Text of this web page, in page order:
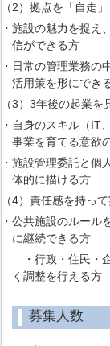
（2）拠点を「自走
・施設の魅力を捉え
信ができる方
・日常の管理業務の
活用策を形にでき
（3）3年後の起業
・自身のスキル（IT
事業を育てる意欲
・施設管理委託と個
体的に描ける方
（4）責任感を持っ
・公共施設のルール
に継続できる方
・行政・住民・
く調整を行える方
募集人数